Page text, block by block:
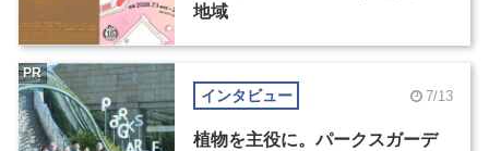
地域
インタビュー 7/13
植物を主役に。パークスガーデ
PR